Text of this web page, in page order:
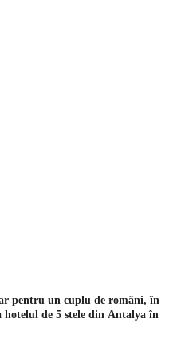
pentru un cuplu de români, în
hotelul de 5 stele din Antalya în